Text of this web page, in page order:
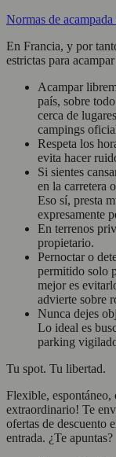
Normas de
En Francia, y por
estrictas para
Acampar
país, sobre
cerca de
campings
Respeta los
evita hacer
Si sientes
en la carretera
Eso sí, presta
expresamente
En terrenos
propietario.
Pernoctar o
permitido solo
mejor es
advierte sobre
Nunca dejes
Lo ideal es
parking
Tu spot. Tu libertad.
Flexible, espontáneo,
extraordinario! Te
ofertas de descuento
entrada. ¿Te apuntas?